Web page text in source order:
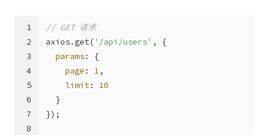
1
2
3
4
5
6
7
8
// GET 请求
axios.get( '/api/users' , {
params: {
page : 1,
limit: 10
  }
});